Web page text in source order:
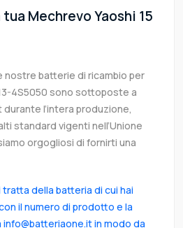
Mechrevo Yaoshi 15
nostre batterie di ricambio per
4S5050 sono sottoposte a
l’intera produzione,
standard vigenti nell’Unione
orgogliosi di fornirti una
della batteria di cui hai
il numero di prodotto e la
info@batteriaone.it in modo da